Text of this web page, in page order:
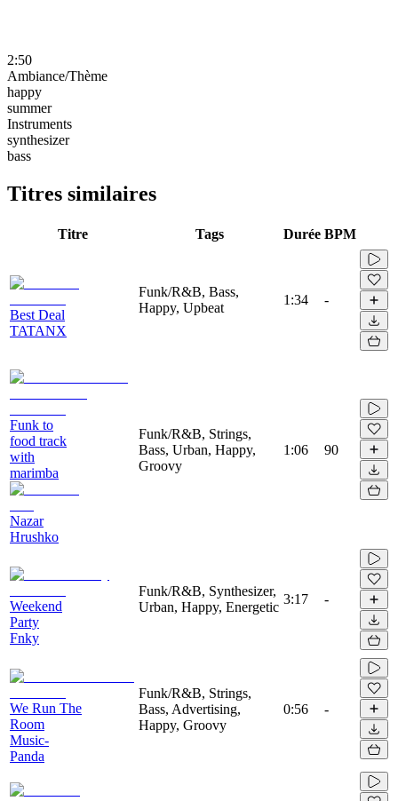
2:50
Ambiance/Thème
happy
summer
Instruments
synthesizer
bass
Titres similaires
Titre Tags Durée BPM
Best Deal
TATANX
Funk/R&B, Bass,
Happy, Upbeat
1:34 -
Funk to
food track
with
marimba
Nazar
Hrushko
Funk/R&B, Strings,
Bass, Urban, Happy,
Groovy
1:06 90
Weekend
Party
Fnky
Funk/R&B, Synthesizer,
Urban, Happy, Energetic
3:17 -
We Run The
Room
Music-
Panda
Funk/R&B, Strings,
Bass, Advertising,
Happy, Groovy
0:56 -